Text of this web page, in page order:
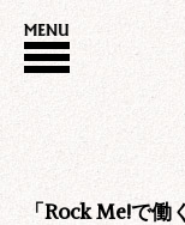
「Rock Me!で